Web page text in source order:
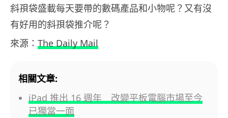
斜孭袋盛載每天要帶的數碼產品和小物呢？又有沒
有好用的斜孭袋推介呢？
來源： The Daily Mail
相關文章:
iPad 推出 16 週年 改變平板電腦市場至今
已獨當一面